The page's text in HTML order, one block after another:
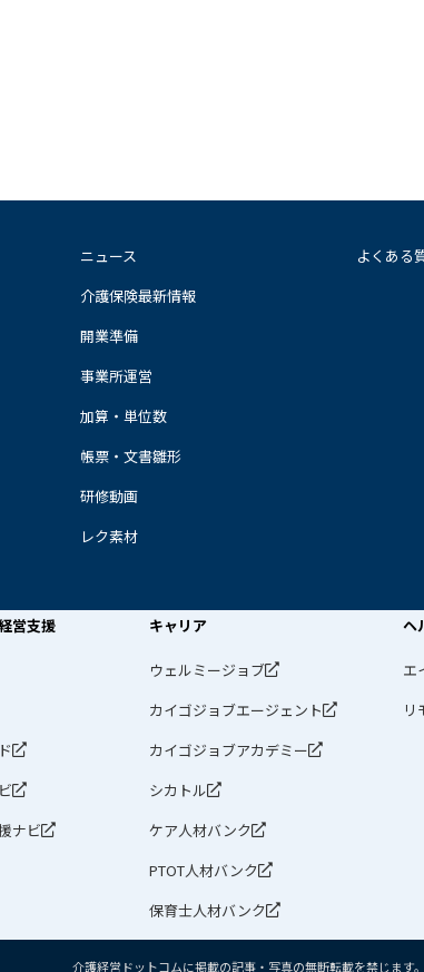
ニュース
介護保険最新情報
開業準備
事業所運営
加算・単位数
帳票・文書雛形
研修動画
レク素材
よくある
営支援
ナビ
キャリア
ウェルミージョブ
カイゴジョブエージェント
カイゴジョブアカデミー
シカトル
ケア人材バンク
PTOT人材バンク
保育士人材バンク
ヘ
エ
リ
介護経営ドットコムに掲載の記事・写真の無断転載を禁じます。